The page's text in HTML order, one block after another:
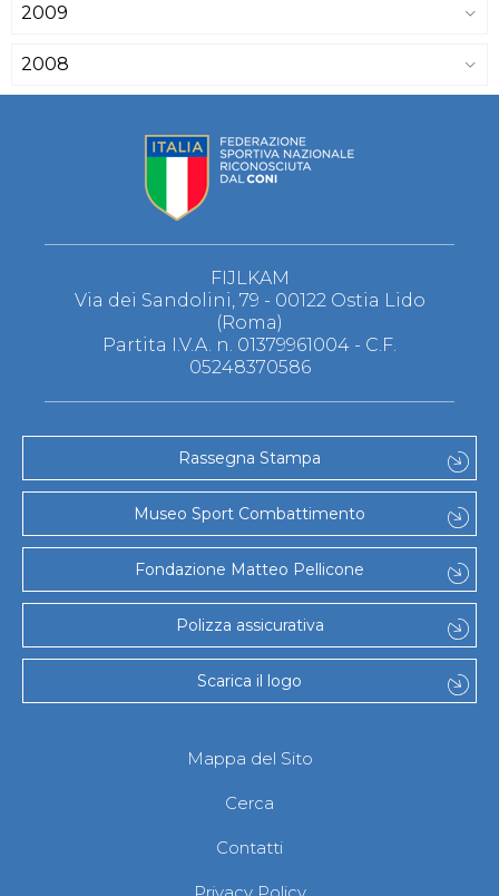
2009
2008
FIJLKAM
Via dei Sandolini, 79 - 00122 Ostia Lido
(Roma)
Partita I.V.A. n. 01379961004 - C.F.
05248370586
Rassegna Stampa
Museo Sport Combattimento
Fondazione Matteo Pellicone
Polizza assicurativa
Scarica il logo
Mappa del Sito
Cerca
Contatti